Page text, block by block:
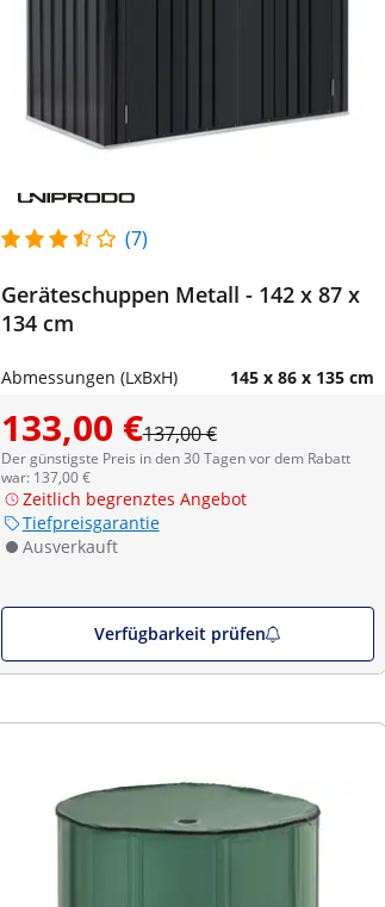
(7)
Geräteschuppen Metall - 142 x 87 x
134 cm
Abmessungen (LxBxH) 145 x 86 x 135 cm
133,00 €137,00 €
Der günstigste Preis in den 30 Tagen vor dem Rabatt
war: 137,00 €
Zeitlich begrenztes Angebot
Tiefpreisgarantie
Ausverkauft
Verfügbarkeit prüfen